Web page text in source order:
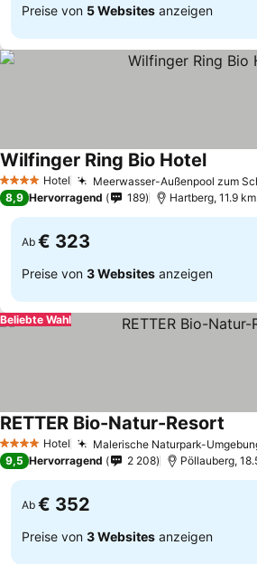
Preise von 5 Websites anzeigen
4 Sterne Hotel Meerwasser-Außenpool zum
Wilfinger Ring Bio HotelPreise
8,9 Hervorragend 189 Hartberg, 11.9
Ab € 323
Preise von 3 Websites anzeigen
Beliebte Wahl
4 Sterne Hotel Malerische Naturpark-
RETTER Bio-Natur-Resort
9,5 Hervorragend 2 208 Pöllauberg,
Ab € 352
Preise von 3 Websites anzeigen